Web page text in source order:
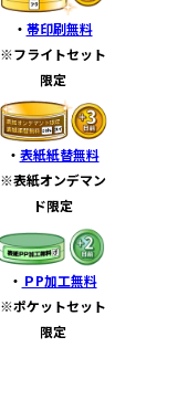
・ 帯印刷無料
※フライトセット
限定
・ 表紙紙替無料
※表紙オンデマン
ド限定
・ ＰP加工無料
※ポケットセット
限定